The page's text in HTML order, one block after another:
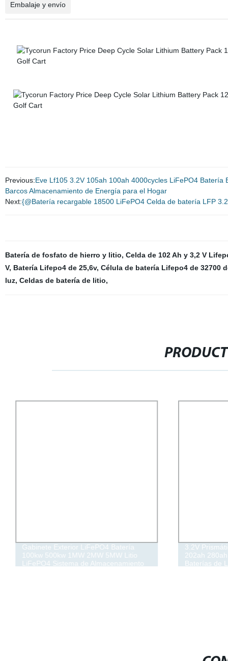
Embalaje y envío
Previous:Eve Lf105 3.2V 105ah 100ah 4000cycles LiFePO4
Barcos Almacenamiento de Energía para el Hogar
Next:{@Batería recargable 18500 LiFePO4 Celda de batería LFP
Batería de fosfato de hierro y litio, Celda de 102 Ah y 3,2 V
V, Batería Lifepo4 de 25,6v, Célula de batería Lifepo4 de 32700
luz, Celdas de batería de litio,
Gabinete Exterior LiFePO4 Batería
100kw 500kw 1MW 2MW 5MW Litio
LiFePO4 Sistema de Almacenamiento
3.2V
202ah
Baterías de